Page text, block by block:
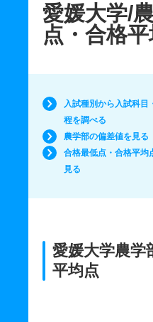
愛媛大学/
点・合格
入試種別から入試科目
程を調べる
農学部の偏差値を見る
合格最低点・合格平均
見る
愛媛大学農学
平均点